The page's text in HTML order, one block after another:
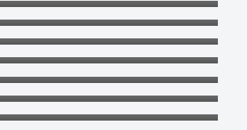
で離婚した？
の結婚相手の嫁(妻)や子供
家族構成まとめ！
は結婚した嫁がいる？母親・兄
収や学歴経歴も！
カノ人気歌手はちゃんみな！過
動画流出の犯人は？
っぴんや足太い画像がヤバい！
スタイル良い？
や母は？医療事故や経歴に大学
かったから！
東京だけ？大阪や埼玉・神奈
他の地域にもある？